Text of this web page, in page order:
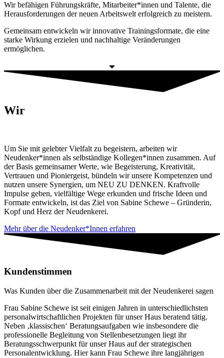
Wir befähigen Führungskräfte, Mitarbeiter*innen und Talente, die
Herausforderungen der neuen Arbeitswelt erfolgreich zu meistern.
Gemeinsam entwickeln wir innovative Trainingsformate, die eine
starke Wirkung erzielen und nachhaltige Veränderungen
ermöglichen.
Wir
Um Sie mit gelebter Vielfalt zu begeistern, arbeiten wir
Neudenker*innen als selbständige Kollegen*innen zusammen. Auf
der Basis gemeinsamer Werte, wie Begeisterung, Kreativität,
Vertrauen und Pioniergeist, bündeln wir unsere Kompetenzen und
nutzen unsere Synergien, um NEU ZU DENKEN. Kraftvolle
Impulse geben, vielfältige Wege erkunden und frische Ideen und
Formate entwickeln, ist das Ziel von Sabine Schewe – Gründerin,
Kopf und Herz der Neudenkerei.
Mehr über die Neudenker*Innen erfahren
Kundenstimmen
Was Kunden über die Zusammenarbeit mit der Neudenkerei sagen
Frau Sabine Schewe ist seit einigen Jahren in unterschiedlichsten
personalwirtschaftlichen Projekten für unser Haus beratend tätig.
Neben ‚klassischen‘ Beratungsaufgaben wie insbesondere die
professionelle Begleitung von Stellenbesetzungen liegt ihr
Beratungsschwerpunkt für unser Haus auf der strategischen
Personalentwicklung. Hier kann Frau Schewe ihre langjährigen